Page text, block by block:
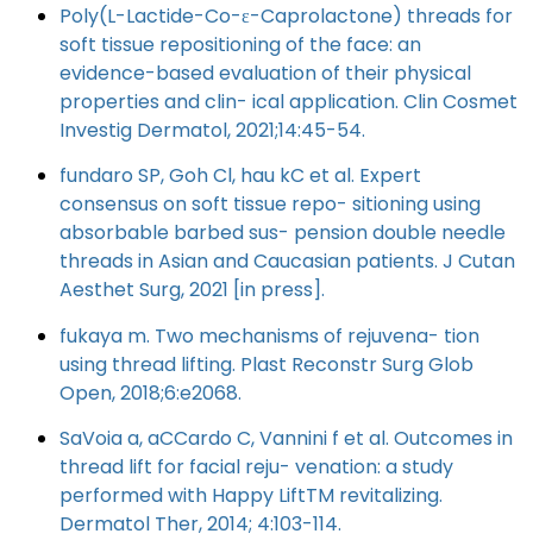
Poly(L-Lactide-Co-ε-Caprolactone) threads for
soft tissue repositioning of the face: an
evidence-based evaluation of their physical
properties and clin- ical application. Clin Cosmet
Investig Dermatol, 2021;14:45-54.
fundaro SP, Goh Cl, hau kC et al. Expert
consensus on soft tissue repo- sitioning using
absorbable barbed sus- pension double needle
threads in Asian and Caucasian patients. J Cutan
Aesthet Surg, 2021 [in press].
fukaya m. Two mechanisms of rejuvena- tion
using thread lifting. Plast Reconstr Surg Glob
Open, 2018;6:e2068.
SaVoia a, aCCardo C, Vannini f et al. Outcomes in
thread lift for facial reju- venation: a study
performed with Happy LiftTM revitalizing.
Dermatol Ther, 2014; 4:103-114.